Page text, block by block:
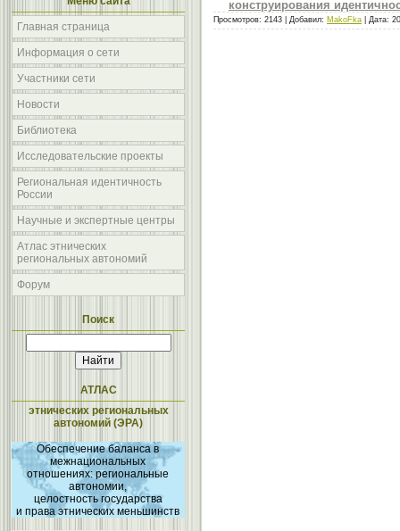
Главная страница
Информация о сети
Участники сети
Новости
Библиотека
Исследовательские проекты
Региональная идентичность
России
Научные и экспертные центры
Атлас этнических
региональных автономий
Форум
Поиск
АТЛАС
этнических региональных
автономий (ЭРА)
Обеспечение баланса в
межнациональных
отношениях: региональные
автономии,
целостность государства
и права этнических меньшинств
конструирования
Просмотров: 2143 | Добавил: MakoFka | Дата: